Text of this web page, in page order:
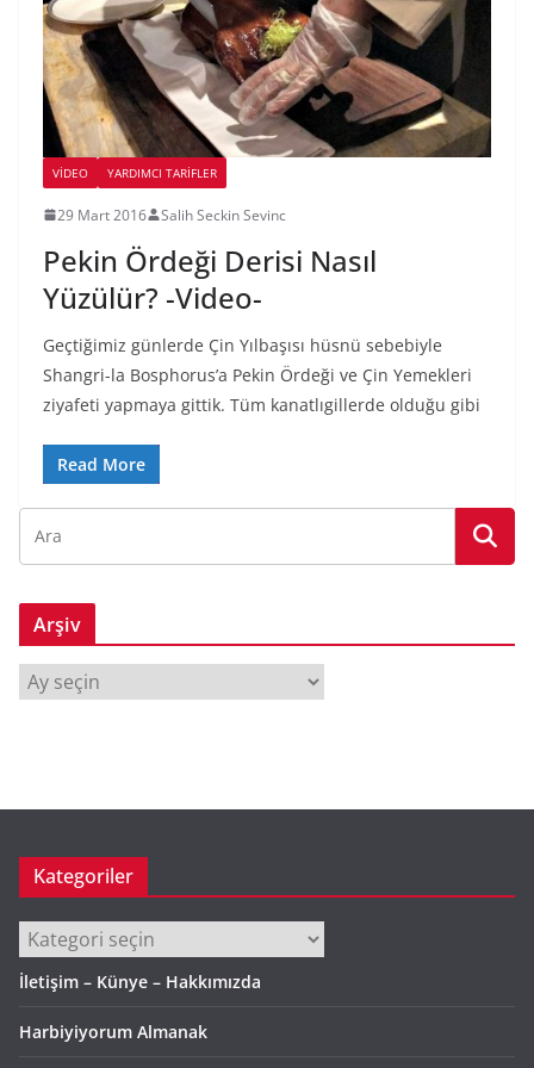
VIDEO YARDIMCI TARIFLER
29 Mart 2016 Salih Seckin Sevinc
Pekin Ördeği Derisi Nasıl
Yüzülür? -Video-
Geçtiğimiz günlerde Çin Yılbaşısı hüsnü sebebiyle
Shangri-la Bosphorus’a Pekin Ördeği ve Çin Yemekleri
ziyafeti yapmaya gittik. Tüm kanatlıgillerde olduğu gibi
Read More
Arşiv
r
Kategoriler
Kategoriler
İletişim – Künye – Hakkımızda
Harbiyiyorum Almanak